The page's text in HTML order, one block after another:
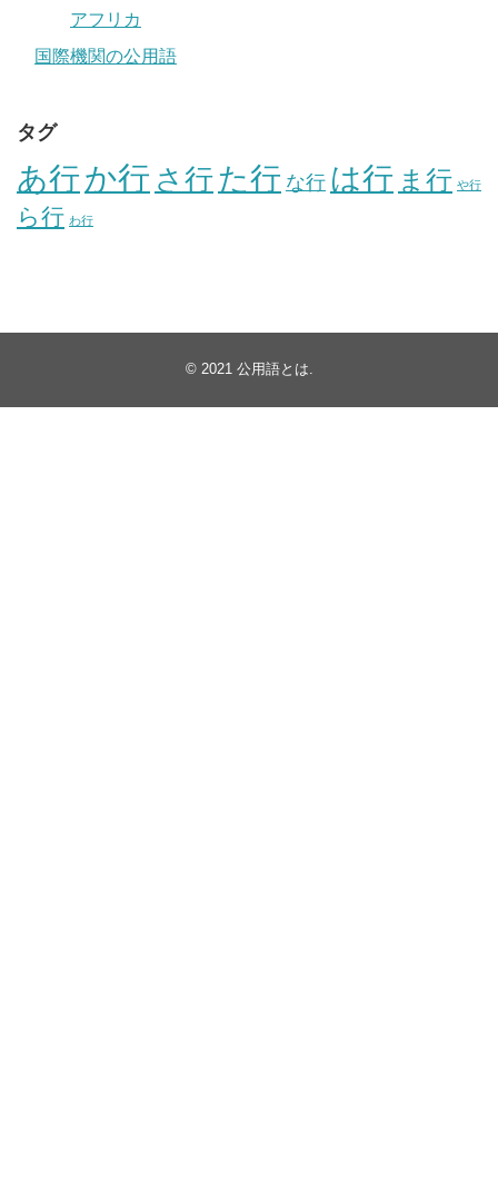
アフリカ
国際機関の公用語
タグ
あ行か行 さ行た行 な行 は行 ま行 や行
ら行 わ行
© 2021 公用語とは.